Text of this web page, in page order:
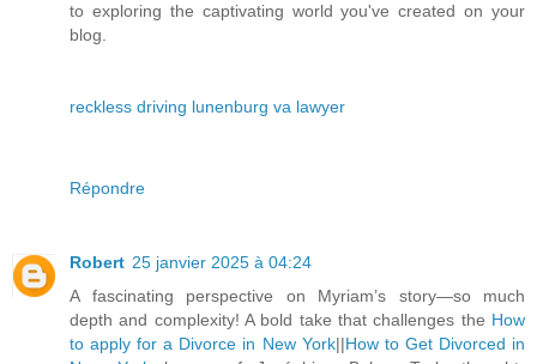
to exploring the captivating world you've created on your
blog.
reckless driving lunenburg va lawyer
Répondre
Robert 25 janvier 2025 à 04:24
A fascinating perspective on Myriam’s story—so much
depth and complexity! A bold take that challenges the How
to apply for a Divorce in New York||How to Get Divorced in